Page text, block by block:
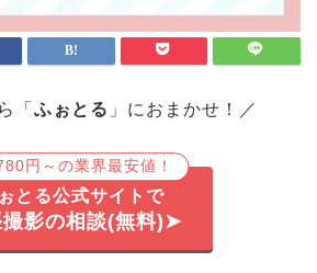
「 ふぉとる 」におまかせ！／
円～の業界最安値！
とる公式サイトで
撮影の相談(無料)➤